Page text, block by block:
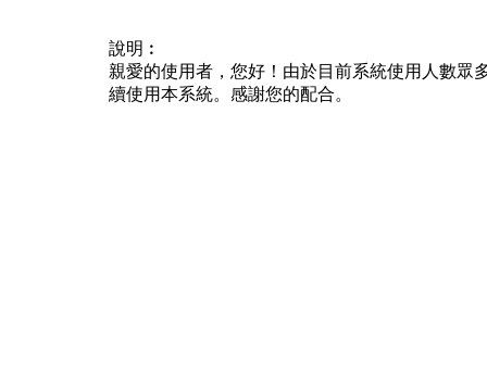
說明︰
親愛的使用者，您好！由於目前系統使用人數眾
續使用本系統。感謝您的配合。